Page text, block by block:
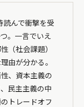
読んで衝撃を受
。一言でいえ
（社会課題）
由が分かる。
、資本主義の
民主主義の中
トレードオフ